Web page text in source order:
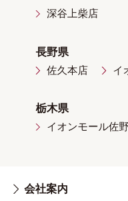
深谷上柴店
長野県
佐久本店 イ
栃木県
イオンモール佐
会社案内